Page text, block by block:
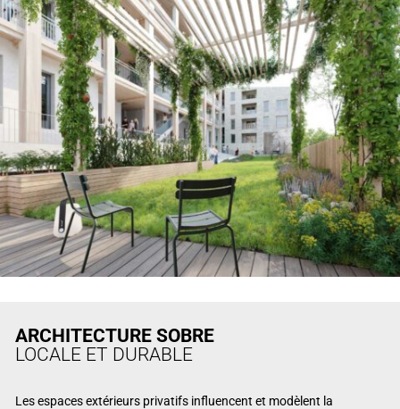
ARCHITECTURE SOBRE
LOCALE ET DURABLE
Les espaces extérieurs privatifs influencent et modèlent la